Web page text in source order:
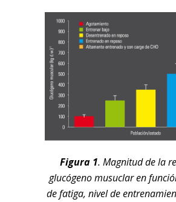
Figura 1. Magnitud de la
glucógeno musuclar en
de fatiga, nivel de